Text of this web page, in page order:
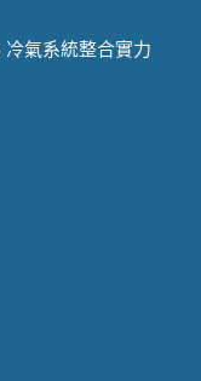
氣系統整合實力